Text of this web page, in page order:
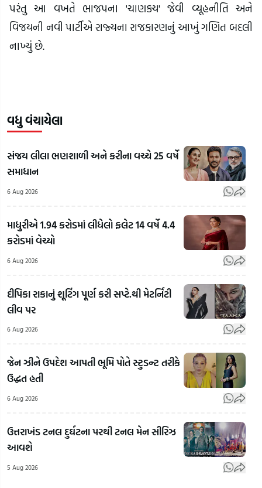
પરંતુ આ વખતે ભાજપના 'ચાણક્ય' જેવી વ્યૂહનીતિ અને
વિજયની નવી પાર્ટીએ રાજ્યના રાજકારણનું આખું ગણિત બદલી
નાખ્યું છે.
વધુ વંચાયેલા
સંજય લીલા ભણશાળી અને કરીના વચ્ચે 25 વર્ષે
સમાધાન
6 Aug 2026
માધુરીએ 1.94 કરોડમાં લીધેલો ફલેટ 14 વર્ષે 4.4
કરોડમાં વેચ્યો
6 Aug 2026
દીપિકા રાકાનું શૂટિંગ પૂર્ણ કરી સપ્ટે.થી મેટર્નિટી
લીવ પર
6 Aug 2026
જેન ઝીને ઉપદેશ આપતી ભૂમિ પોતે સ્ટુડન્ટ તરીકે
ઉદ્ધત હતી
6 Aug 2026
ઉત્તરાખંડ ટનલ દુર્ઘટના પરથી ટનલ મેન સીરિઝ
આવશે
5 Aug 2026
પોલીસનો
'મિડનાઇટ
150 હોટસ્પોટ
Mohan
સરસંઘચાલક